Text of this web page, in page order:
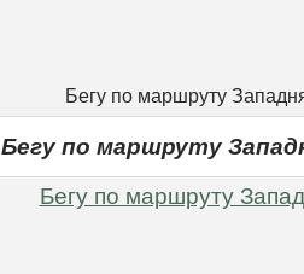
Бегу по маршруту
Бегу по маршруту